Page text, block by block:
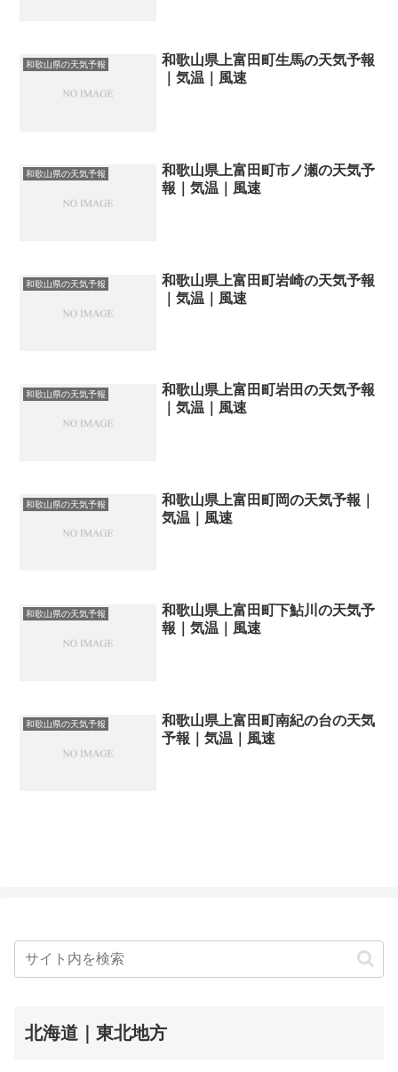
和歌山県の天気予報
和歌山県上富田町生馬の天気予報
｜気温｜風速
和歌山県の天気予報
和歌山県上富田町市ノ瀬の天気予
報｜気温｜風速
和歌山県の天気予報
和歌山県上富田町岩崎の天気予報
｜気温｜風速
和歌山県の天気予報
和歌山県上富田町岩田の天気予報
｜気温｜風速
和歌山県の天気予報
和歌山県上富田町岡の天気予報｜
気温｜風速
和歌山県の天気予報
和歌山県上富田町下鮎川の天気予
報｜気温｜風速
和歌山県の天気予報
和歌山県上富田町南紀の台の天気
予報｜気温｜風速
北海道｜東北地方